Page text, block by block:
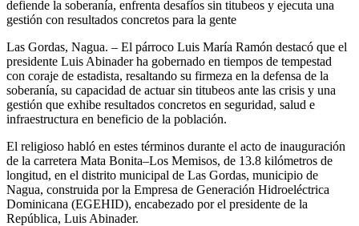
defiende la soberanía, enfrenta desafíos sin titubeos y ejecuta una
gestión con resultados concretos para la gente
Las Gordas, Nagua. – El párroco Luis María Ramón destacó que el
presidente Luis Abinader ha gobernado en tiempos de tempestad
con coraje de estadista, resaltando su firmeza en la defensa de la
soberanía, su capacidad de actuar sin titubeos ante las crisis y una
gestión que exhibe resultados concretos en seguridad, salud e
infraestructura en beneficio de la población.
El religioso habló en estes términos durante el acto de inauguración
de la carretera Mata Bonita–Los Memisos, de 13.8 kilómetros de
longitud, en el distrito municipal de Las Gordas, municipio de
Nagua, construida por la Empresa de Generación Hidroeléctrica
Dominicana (EGEHID), encabezado por el presidente de la
República, Luis Abinader.